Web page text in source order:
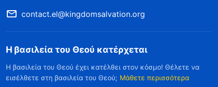
contact.el@kingdomsalvation.org
Η βασιλεία του Θεού κατέρχεται
Η βασιλεία του Θεού έχει κατέλθει στον κόσμο! Θέλετε να
εισέλθετε στη βασιλεία του Θεού; Μάθετε περισσότερα